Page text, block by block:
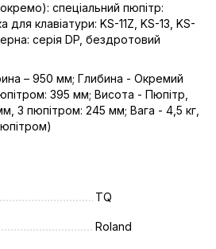
спеціальний пюпітр:
для клавіатури: KS-11Z, KS-13, KS-
серія DP, бездротовий
– 950 мм; Глибина - Окремий
395 мм; Висота - Пюпітр,
З пюпітром: 245 мм; Вага - 4,5 кг,
TQ
Roland